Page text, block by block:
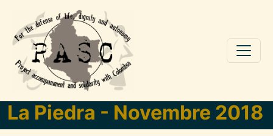
Skip to main content
La Piedra - Novembre 2018